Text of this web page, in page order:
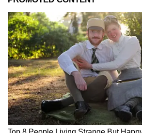
Related Articles
ಮಹಿಳೆಯರಿಗೆ ಸಮಾನತೆ ಪ್ರಜಾಪ್ರಭುತ್ವದ ಮೂಲ
ಆಶಯ: ಸಚಿವ ಕೆ.ಎಚ್.ಮುನಿಯಪ್ಪ